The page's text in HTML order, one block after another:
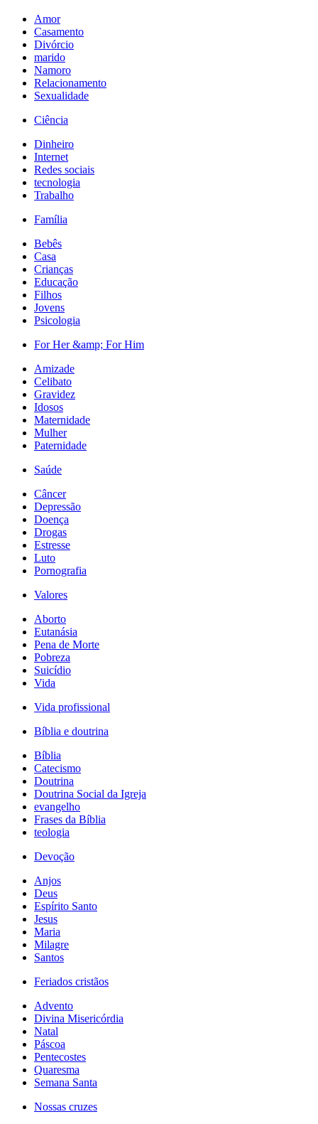
Amor
Casamento
Divórcio
marido
Namoro
Relacionamento
Sexualidade
Ciência
Dinheiro
Internet
Redes sociais
tecnologia
Trabalho
Família
Bebês
Casa
Crianças
Educação
Filhos
Jovens
Psicologia
For Her &amp; For Him
Amizade
Celibato
Gravidez
Idosos
Maternidade
Mulher
Paternidade
Saúde
Câncer
Depressão
Doença
Drogas
Estresse
Luto
Pornografia
Valores
Aborto
Eutanásia
Pena de Morte
Pobreza
Suicídio
Vida
Vida profissional
Bíblia e doutrina
Bíblia
Catecismo
Doutrina
Doutrina Social da Igreja
evangelho
Frases da Bíblia
teologia
Devoção
Anjos
Deus
Espírito Santo
Jesus
Maria
Milagre
Santos
Feriados cristãos
Advento
Divina Misericórdia
Natal
Páscoa
Pentecostes
Quaresma
Semana Santa
Nossas cruzes